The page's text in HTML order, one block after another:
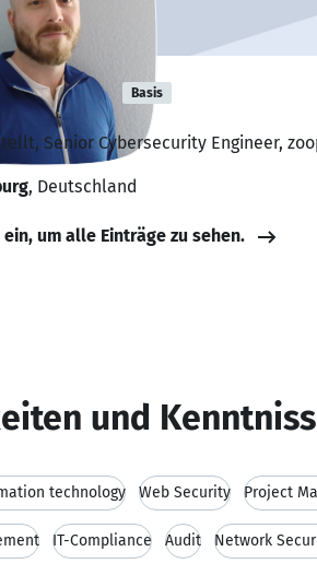
Coburn Basis
Senior Cybersecurity Engineer,
, Deutschland
ein, um alle Einträge zu sehen.
und
technology Web Security Project
IT-Compliance Audit Network